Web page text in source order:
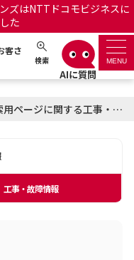
ズはNTTドコモビジネスに
た
客さ
検索 MENU
ト 日本語 English
サービス名から探す : 工事故障影響検索用ページに関する工事・故障情報
工事・故障情報